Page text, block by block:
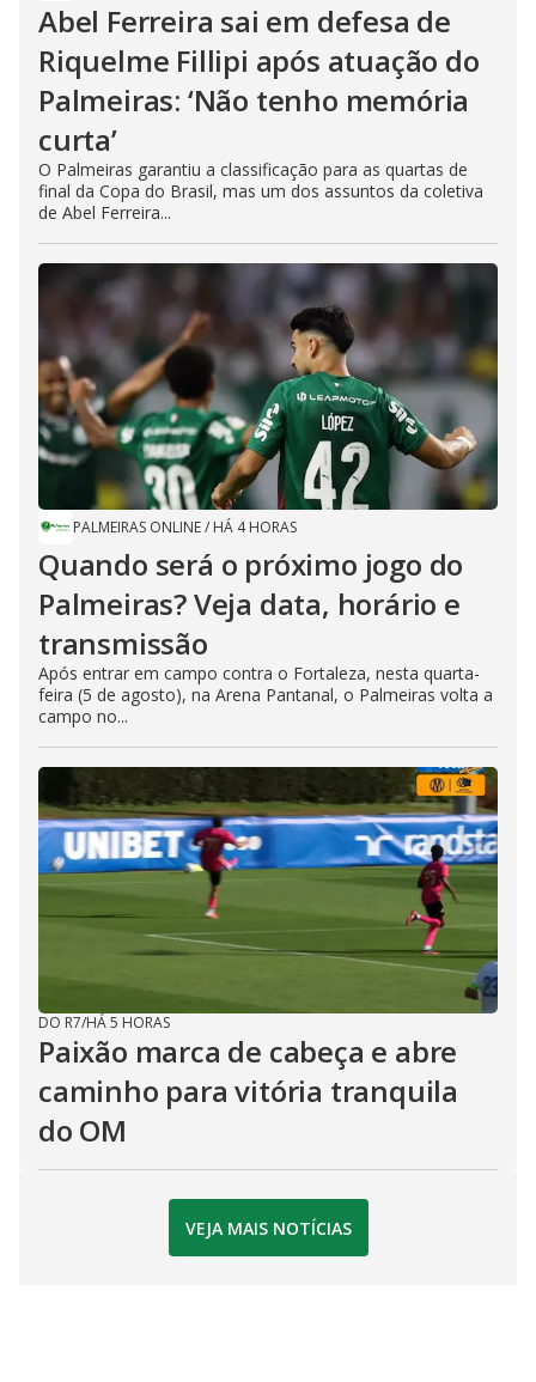
Abel Ferreira sai em defesa de
Riquelme Fillipi após atuação do
Palmeiras: ‘Não tenho memória
curta’
O Palmeiras garantiu a classificação para as quartas de
final da Copa do Brasil, mas um dos assuntos da coletiva
de Abel Ferreira...
PALMEIRAS ONLINE/ HÁ 4 HORAS
Quando será o próximo jogo do
Palmeiras? Veja data, horário e
transmissão
Após entrar em campo contra o Fortaleza, nesta quarta-
feira (5 de agosto), na Arena Pantanal, o Palmeiras volta a
campo no...
DO R7/HÁ 5 HORAS
Paixão marca de cabeça e abre
caminho para vitória tranquila
do OM
VEJA MAIS NOTÍCIAS